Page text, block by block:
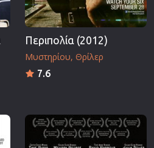
Περιπολία (2012)
Μυστηρίου Θρίλερ
7.6